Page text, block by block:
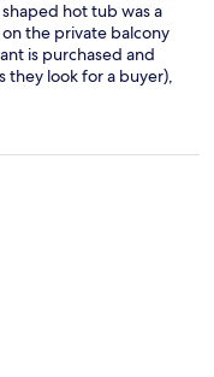
hot tub was a
the private balcony
is purchased and
they look for a buyer),
better.